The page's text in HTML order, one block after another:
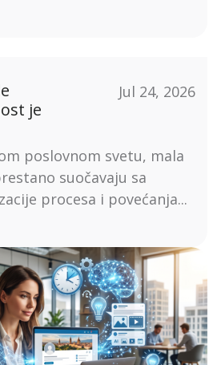
je
Jul 24, 2026
poslovnom svetu, mala
suočavaju sa
procesa i povećanja...